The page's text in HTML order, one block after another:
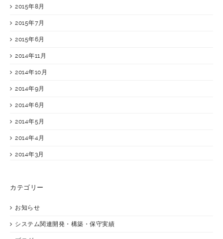
2015年8月
2015年7月
2015年6月
2014年11月
2014年10月
2014年9月
2014年6月
2014年5月
2014年4月
2014年3月
カテゴリー
お知らせ
システム関連開発・構築・保守実績